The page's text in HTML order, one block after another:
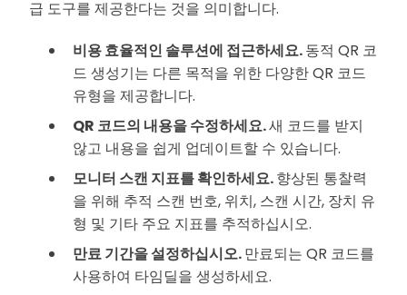
급 도구를 제공한다는 것을 의미합니다.
비용 효율적인 솔루션에 접근하세요.동적 QR 코
드 생성기는 다른 목적을 위한 다양한 QR 코드
유형을 제공합니다.
QR 코드의 내용을 수정하세요.새 코드를 받지
않고 내용을 쉽게 업데이트할 수 있습니다.
모니터 스캔 지표를 확인하세요.향상된 통찰력
을 위해 추적 스캔 번호, 위치, 스캔 시간, 장치 유
형 및 기타 주요 지표를 추적하십시오.
만료 기간을 설정하십시오.만료되는 QR 코드를
사용하여 타임딜을 생성하세요.